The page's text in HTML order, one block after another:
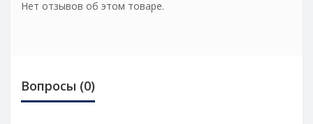
Нет отзывов об этом товаре.
Вопросы (0)